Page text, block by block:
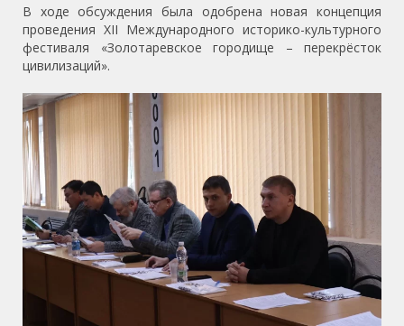
В ходе обсуждения была одобрена новая концепция
проведения XII Международного историко-культурного
фестиваля «Золотаревское городище – перекрёсток
цивилизаций».